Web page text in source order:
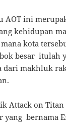
AOT ini
kehidupan
mana kota
besar itulah
makhluk
Attack on
bernama